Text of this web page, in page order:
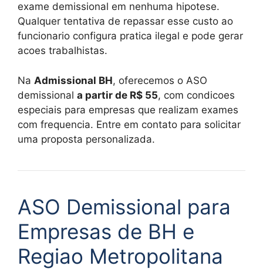
exame demissional em nenhuma hipotese.
Qualquer tentativa de repassar esse custo ao
funcionario configura pratica ilegal e pode gerar
acoes trabalhistas.
Na Admissional BH, oferecemos o ASO
demissional a partir de R$ 55, com condicoes
especiais para empresas que realizam exames
com frequencia. Entre em contato para solicitar
uma proposta personalizada.
ASO Demissional para
Empresas de BH e
Regiao Metropolitana